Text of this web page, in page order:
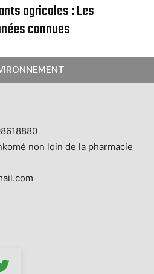
agricoles : Les
connues
non loin de la pharmacie